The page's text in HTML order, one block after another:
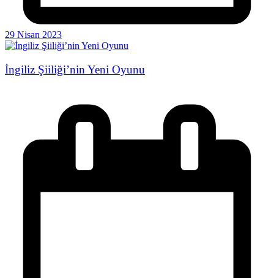
29 Nisan 2023
İngiliz Şiiliği’nin Yeni Oyunu